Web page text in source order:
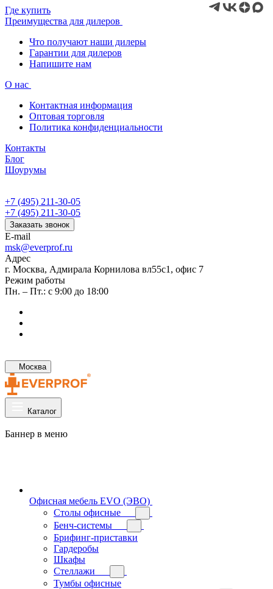
Где купить
Преимущества для дилеров
Что получают наши дилеры
Гарантии для дилеров
Напишите нам
О нас
Контактная информация
Оптовая торговля
Политика конфиденциальности
Контакты
Блог
Шоурумы
+7 (495) 211-30-05
+7 (495) 211-30-05
Заказать звонок
E-mail
msk@everprof.ru
Адрес
г. Москва, Адмирала Корнилова вл55с1, офис 7
Режим работы
Пн. – Пт.: с 9:00 до 18:00
Москва
Каталог
Баннер в меню
Офисная мебель EVO (ЭВО)
Cтолы офисные
Бенч-системы
Брифинг-приставки
Гардеробы
Шкафы
Стеллажи
Тумбы офисные